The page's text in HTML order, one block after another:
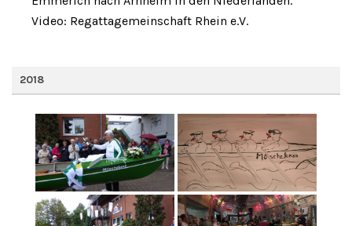
Video: Regattagemeinschaft Rhein e.V.
2018